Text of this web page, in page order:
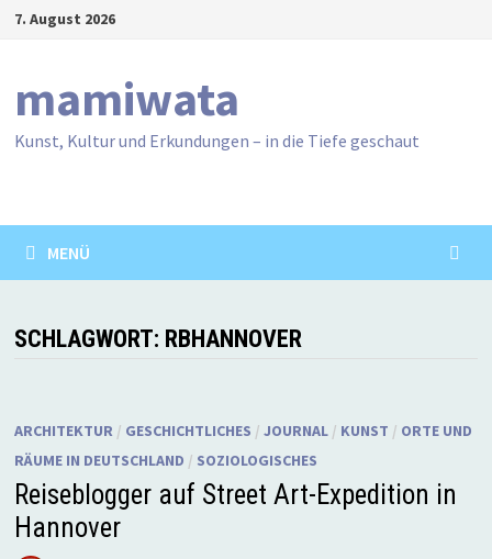
Zum7. August 2026
mamiwata
Kunst, Kultur und Erkundungen – in die Tiefe geschaut
MENÜ
SCHLAGWORT: RBHANNOVER
ARCHITEKTUR / GESCHICHTLICHES / JOURNAL/ KUNST / ORTE UND
RÄUME IN DEUTSCHLAND / SOZIOLOGISCHES
Reiseblogger auf Street Art-Expedition in
Hannover